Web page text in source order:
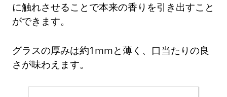
に触れさせることで本来の香りを引き出すこと
ができます。
グラスの厚みは約1mmと薄く、口当たりの良
さが味わえます。